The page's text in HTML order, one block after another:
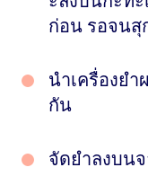
ก่อน รอจนสุ
นําเครื่องยํา
กัน
จัดยำลงบน